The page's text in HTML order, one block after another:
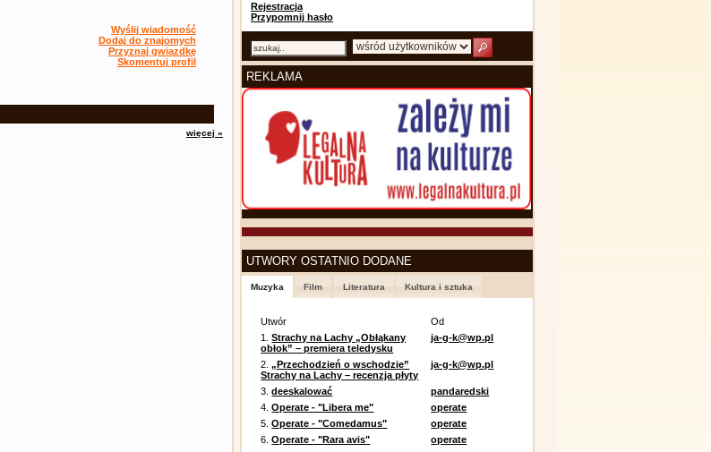
Wyślij wiadomość
Dodaj do znajomych
Przyznaj gwiazdkę
Skomentuj profil
więcej »
Rejestracja
Przypomnij hasło
REKLAMA
UTWORY OSTATNIO DODANE
Muzyka Film Literatura Kultura i sztuka
Utwór
Od
1.Strachy na Lachy „Obłąkany
obłok” – premiera teledysku
ja-g-k@wp.pl
2.„Przechodzień o wschodzie”
Strachy na Lachy – recenzja płyty
ja-g-k@wp.pl
3.deeskalować
pandaredski
4.Operate - "Libera me"
operate
5.Operate - "Comedamus"
operate
6.Operate - "Rara avis"
operate